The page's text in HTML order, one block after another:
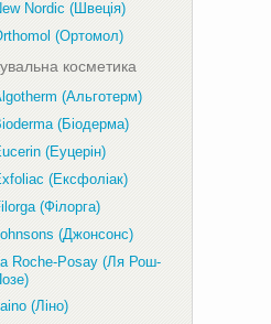
Nordic (Швеція)
(Ортомол)
косметика
(Альготерм)
(Біодерма)
(Еуцерін)
(Ексфоліак)
(Філорга)
(Джонсонс)
Roche-Posay (Ля Рош-
(Ліно)